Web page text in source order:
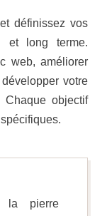
définissez vos
et long terme.
web, améliorer
votre
objectif
la pierre